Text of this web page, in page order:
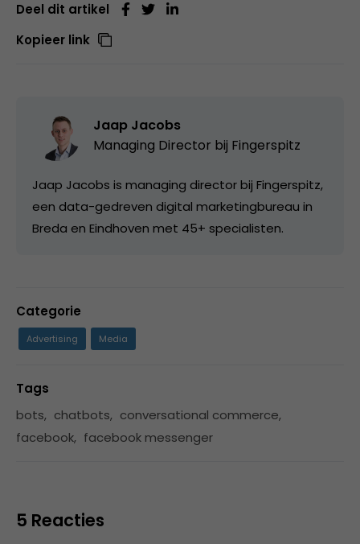
Deel dit artikel
Kopieer link
Jaap Jacobs
Managing Director bij Fingerspitz
Jaap Jacobs is managing director bij Fingerspitz,
een data-gedreven digital marketingbureau in
Breda en Eindhoven met 45+ specialisten.
Categorie
Advertising Media
Tags
bots, chatbots, conversational commerce,
facebook, facebook messenger
5 Reacties